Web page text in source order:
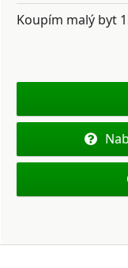
Koupím malý byt